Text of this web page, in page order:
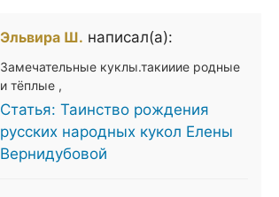
Эльвира Ш. написал(а):
Замечательные куклы.такииие родные
и тёплые ,
Статья: Таинство рождения
русских народных кукол Елены
Вернидубовой